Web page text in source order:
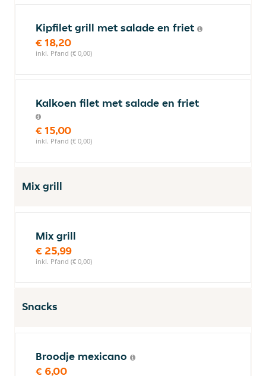
Kipfilet grill met salade en friet
€ 18,20
inkl. Pfand (€ 0,00)
Kalkoen filet met salade en friet
€ 15,00
inkl. Pfand (€ 0,00)
Mix grill
Mix grill
€ 25,99
inkl. Pfand (€ 0,00)
Snacks
Broodje mexicano
€ 6,00